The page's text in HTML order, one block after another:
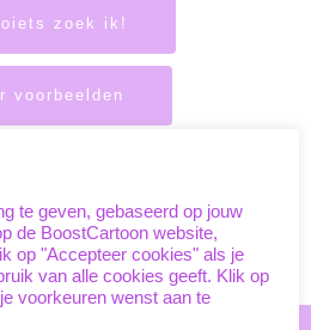
zoek ik!
voorbeelden
te geven, gebaseerd op jouw
de BoostCartoon website,
op "Accepteer cookies" als je
van alle cookies geeft. Klik op
voorkeuren wenst aan te